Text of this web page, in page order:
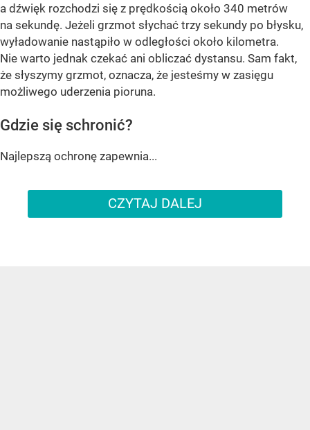
a dźwięk rozchodzi się z prędkością około 340 metrów
na sekundę. Jeżeli grzmot słychać trzy sekundy po błysku,
wyładowanie nastąpiło w odległości około kilometra.
Nie warto jednak czekać ani obliczać dystansu. Sam fakt,
że słyszymy grzmot, oznacza, że jesteśmy w zasięgu
możliwego uderzenia pioruna.
Gdzie się schronić?
Najlepszą ochronę zapewnia...
CZYTAJ DALEJ